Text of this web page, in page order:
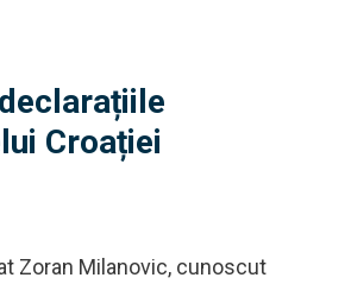
Croației
Zoran Milanovic, cunoscut